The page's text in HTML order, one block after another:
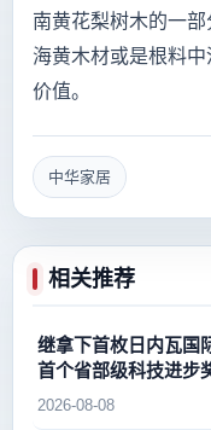
南黄花梨树木的一
海黄木材或是根料中
价值。
中华家居
相关推荐
继拿下首枚日内瓦国
首个省部级科技进步
新高峰
2026-08-08